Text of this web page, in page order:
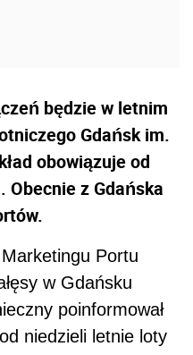
będzie w letnim
Gdańsk im.
obowiązuje od
z Gdańska
Portu
w Gdańsku
poinformował
niedzieli letnie loty